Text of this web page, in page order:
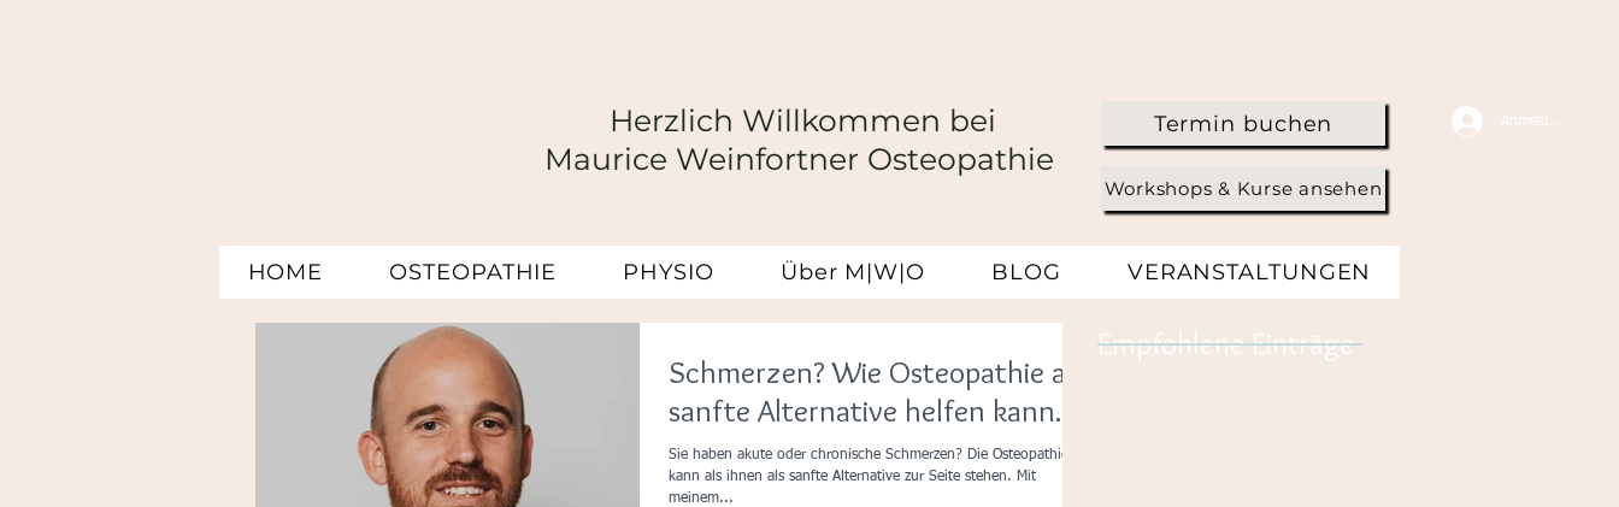
Herzlich Willkommen bei
Maurice Weinfortner Osteopathie
Termin buchen
Workshops & Kurse ansehen
Anmelden
HOME OSTEOPATHIE PHYSIO Über M|W|O BLOG VERANSTALTUNGEN
Schmerzen? Wie Osteopathie als
sanfte Alternative helfen kann.
Sie haben akute oder chronische Schmerzen? Die Osteopathie
kann als ihnen als sanfte Alternative zur Seite stehen. Mit
meinem...
Empfohlene Einträge